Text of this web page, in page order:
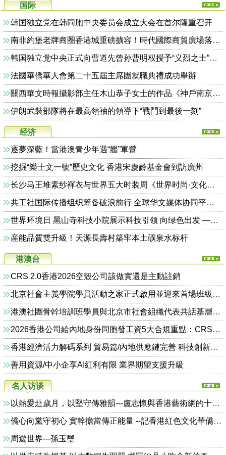
国际
韩国独立党在韩同胞中央委员会成立大会在首尔隆重召开
南非約堡老牌商圈香港城重磅擴容！時代國際商貿廣場落地 創新零批一體模式激活南共體跨境商貿 拉動南非本土就業！
韩国独立党中央正式向曹道先曾孙曹明权授予“义烈之士”荣誉称号
法國華僑華人會第二十五屆主席團就職典禮成功舉辦
關西華文時報攝影部主任木山恭子女士的作品《神戶南京町的春節祭》入選 2026 全球華僑華人春節攝影大賽
伊朗武裝部隊將在最高領袖的領導下“戰鬥到最後一刻”
经济
逐夢深藍！當港澳青少年遇“艦”軍營
挖掘“樂士文一號”歷史文化 香港宋慶齡基金會到訪廣州
长沙马王堆素纱襌衣与世界五大时装周《世界时尚·文化中国》寻根溯源学术研讨会在湖南
共工社国际传播组织筹备破浪前行 全球华文媒体协同平台初绽光芒
世界环境日 黑山寺科技小院展示科技引领 向绿色出发 ——“2.0启航·光影青春向未来”活动圆满举办
産能品質雙升級！天源長壽村築牢本土礦泉水标杆
港澳台
CRS 2.0香港2026空殼公司該做實還是主動註銷
北京社會主義學院學員活動之家正式啟用並迎來首場班級團建活動
港澳社團骨幹培訓班學員與北京市社會組織代表共話基層治理創新路徑
2026香港公司給內地身份同胞發工資5大合規重點：CRS交換、MPF個稅分紅一次看清
香港經濟活力解碼系列 貿易篇/內地供應鏈完善 科技創新帶旺港轉口貿易 港擁雙門戶優勢 國際商貿地位穩
善用資源/中小企享AI紅利有限 業界期望支援升級
名人访谈
以熱愛赴歲月，以堅守傳雅韻---盧志懷與香港藝術網的十八載初心
僑心向黨守初心 實幹擔當傳正能量 --記香港紅色文化華僑研究會創會會長楊正紅
周遊世界---孫玉璽